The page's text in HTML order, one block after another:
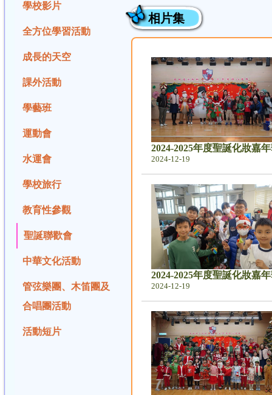
學校影片
全方位學習活動
成長的天空
課外活動
學藝班
運動會
水運會
學校旅行
教育性參觀
聖誕聯歡會
中華文化活動
管弦樂團、木笛團及
合唱團活動
活動短片
相片集
2024-2025年度聖誕化妝嘉
2024-12-19
2024-2025年度聖誕化妝嘉
2024-12-19